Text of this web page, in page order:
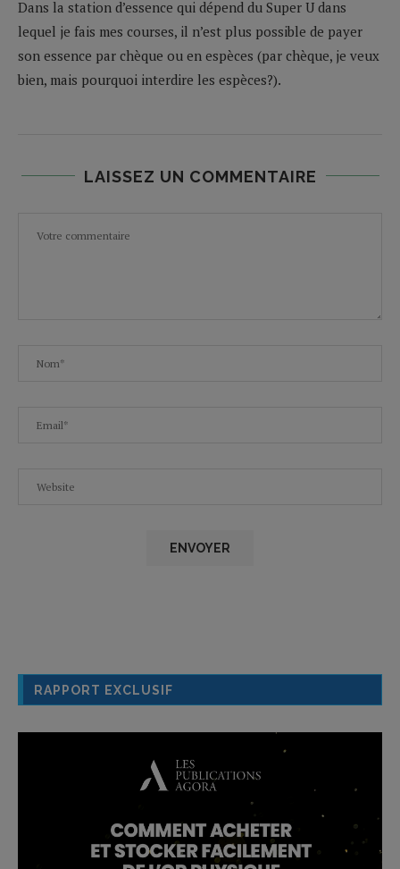
Dans la station d’essence qui dépend du Super U dans
lequel je fais mes courses, il n’est plus possible de payer
son essence par chèque ou en espèces (par chèque, je veux
bien, mais pourquoi interdire les espèces?).
LAISSEZ UN COMMENTAIRE
RAPPORT EXCLUSIF